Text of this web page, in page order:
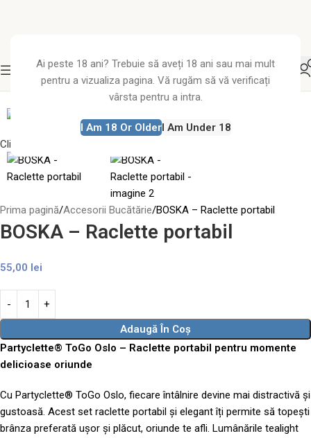
Ai peste 18 ani? Trebuie să aveți 18 ani sau mai mult
pentru a vizualiza pagina. Vă rugăm să vă verificați
vârsta pentru a intra.
I Am 18 Or OlderI Am Under 18
Click to enlarge
Prima pagină Accesorii Bucătărie BOSKA – Raclette portabil
BOSKA – Raclette portabil
55,00 lei
Adaugă În Coș
Partyclette® ToGo Oslo – Raclette portabil pentru momente
delicioase oriunde
Cu Partyclette® ToGo Oslo, fiecare întâlnire devine mai distractivă și
gustoasă. Acest set raclette portabil și elegant îți permite să topești
brânza preferată ușor și plăcut, oriunde te afli. Lumânările tealight